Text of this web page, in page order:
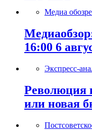
Медиа
16:00 6
Экспресс-
Революция
или новая